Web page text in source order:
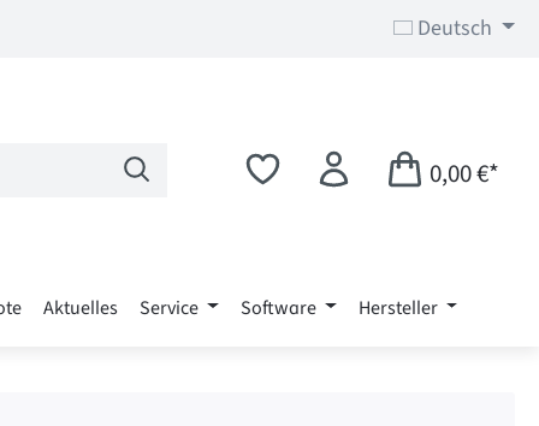
Deutsch
0,00 €*
Aktuelles Service Software Hersteller